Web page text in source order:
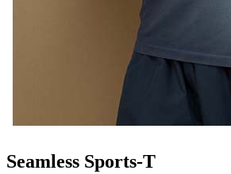
Seamless Sports-T